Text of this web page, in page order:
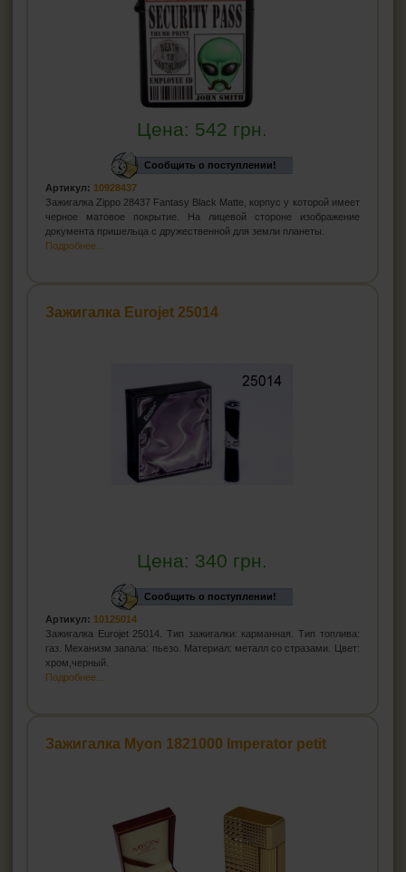
Цена: 542 грн.
Сообщить о поступлении!
Артикул: 10928437
Зажигалка Zippo 28437 Fantasy Black Matte, корпус у которой имеет
черное матовое покрытие. На лицевой стороне изображение
документа пришельца с дружественной для земли планеты.
Подробнее...
Зажигалка Eurojet 25014
Цена: 340 грн.
Сообщить о поступлении!
Артикул: 10125014
Зажигалка Eurojet 25014. Тип зажигалки: карманная. Тип топлива:
газ. Механизм запала: пьезо. Материал: металл со стразами. Цвет:
хром,черный.
Подробнее...
Зажигалка Myon 1821000 Imperator petit